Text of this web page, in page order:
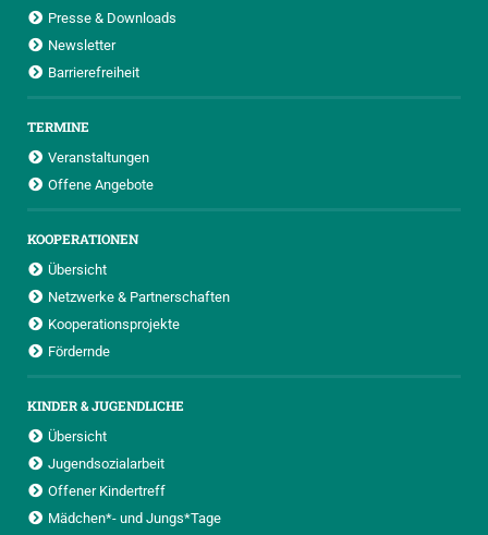
Presse & Downloads
Newsletter
Barrierefreiheit
TERMINE
Veranstaltungen
Offene Angebote
KOOPERATIONEN
Übersicht
Netzwerke & Partnerschaften
Kooperationsprojekte
Fördernde
KINDER & JUGENDLICHE
Übersicht
Jugendsozialarbeit
Offener Kindertreff
Mädchen*- und Jungs*Tage